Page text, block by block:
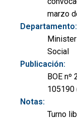
marzo
Departamento:
Social
Publicación:
BOE
105190
Notas:
Turno